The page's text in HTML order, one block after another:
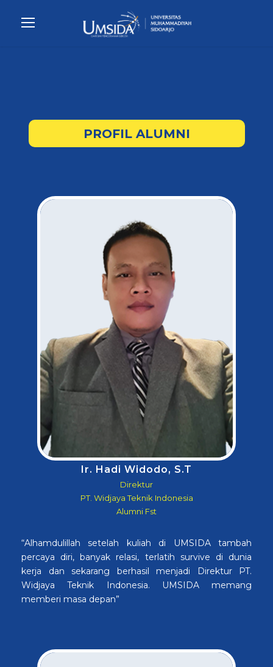
PROFIL ALUMNI
Ir. Hadi Widodo, S.T
Direktur
PT. Widjaya Teknik Indonesia
Alumni Fst
“Alhamdulillah setelah kuliah di UMSIDA tambah
percaya diri, banyak relasi, terlatih survive di dunia
kerja dan sekarang berhasil menjadi Direktur PT.
Widjaya Teknik Indonesia. UMSIDA memang
memberi masa depan”